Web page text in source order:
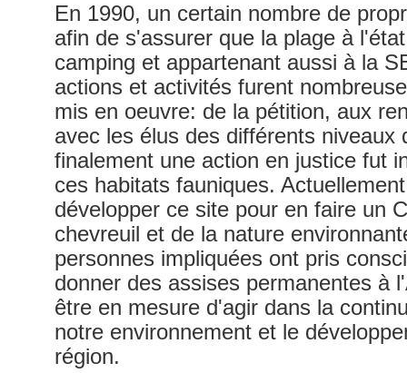
En 1990, un certain nombre de
afin de s'assurer que la plage à
camping et appartenant aussi à la
actions et activités furent
mis en oeuvre: de la pétition, aux
avec les élus des différents niveaux
finalement une action en justice fut
ces habitats fauniques.
développer ce site pour en faire un
chevreuil et de la nature
personnes impliquées ont pris
donner des assises permanentes à
être en mesure d'agir dans la
notre environnement et le
région.